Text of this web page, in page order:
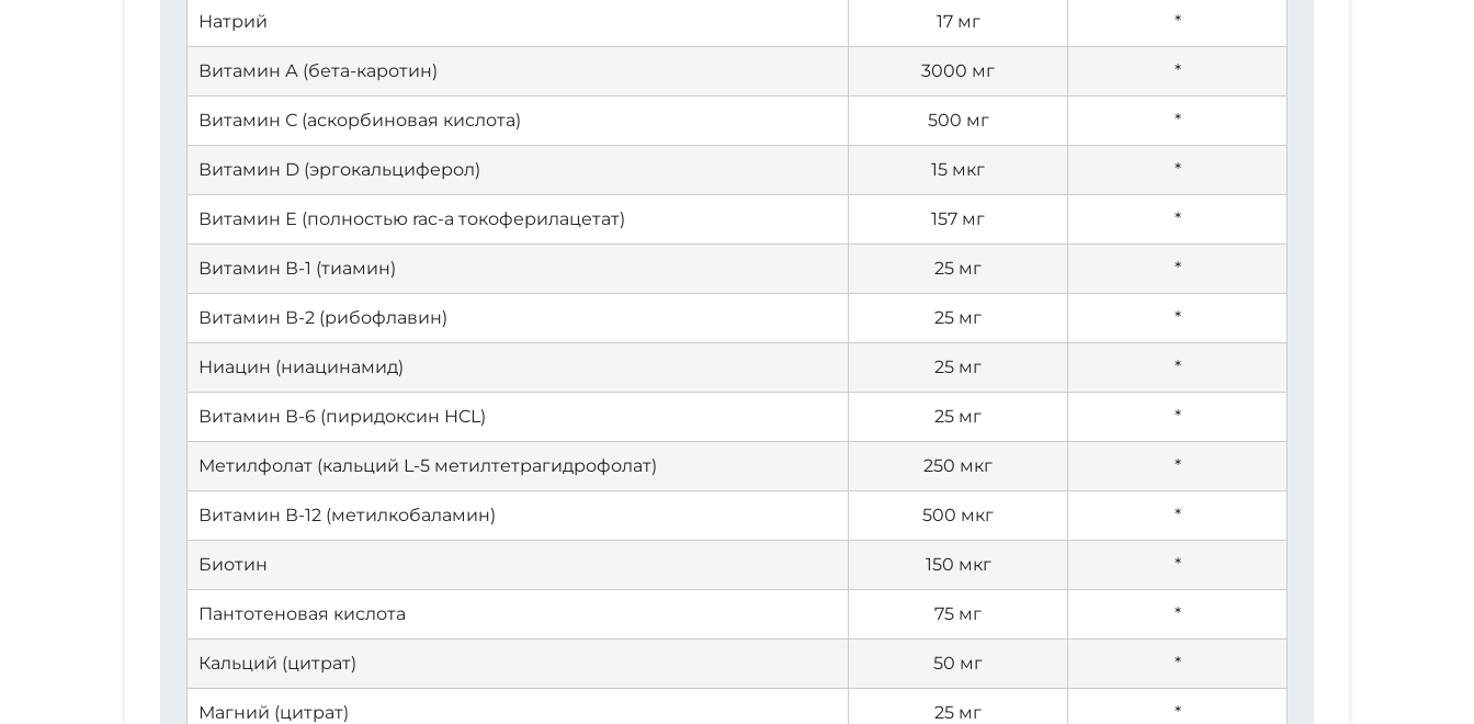
Натрий 17 мг *
Витамин А (бета-каротин) 3000 мг *
Витамин С (аскорбиновая кислота) 500 мг *
Витамин D (эргокальциферол) 15 мкг *
Витамин Е (полностью rac-a токоферилацетат) 157 мг *
Витамин В-1 (тиамин) 25 мг *
Витамин В-2 (рибофлавин) 25 мг *
Ниацин (ниацинамид) 25 мг *
Витамин В-6 (пиридоксин HCL) 25 мг *
Метилфолат (кальций L-5 метилтетрагидрофолат) 250 мкг *
Витамин В-12 (метилкобаламин) 500 мкг *
Биотин 150 мкг *
Пантотеновая кислота 75 мг *
Кальций (цитрат) 50 мг *
Магний (цитрат) 25 мг *